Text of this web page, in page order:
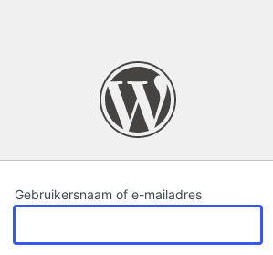
Gebruikersnaam of e-mailadres